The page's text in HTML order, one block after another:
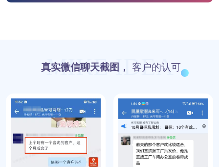
MIKE IDEA
真实微信聊天截图， 客户的认可